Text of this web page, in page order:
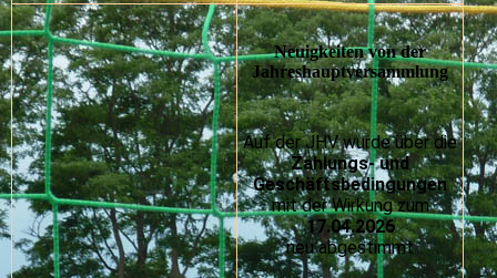
Neuigkeiten von der
Jahreshauptversammlung
Auf der JHV wurde über die
Zahlungs- und
Geschäftsbedingungen
mit der Wirkung zum
17.04.2026
neu abgestimmt